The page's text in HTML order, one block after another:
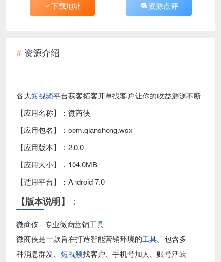
下载地址 资源点评
资源介绍
各大短视频平台获客拓客开单找客户让你的收益源源不断
【应用名称】：微商侠
【应用包名】：com.qiansheng.wsx
【应用版本】：2.0.0
【应用大小】：104.0MB
【适用平台】：Android 7.0
【版本说明】：
微商侠 - 专业微商营销工具
微商侠是一款旨在打造智能营销环境的工具。包含多
种消息群发、短视频找客户、手机号加人、账号活跃